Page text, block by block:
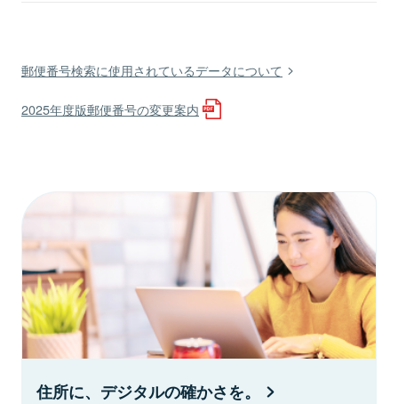
郵便番号検索に使用されているデータについて
2025年度版郵便番号の変更案内
住所に、デジタルの確かさを。